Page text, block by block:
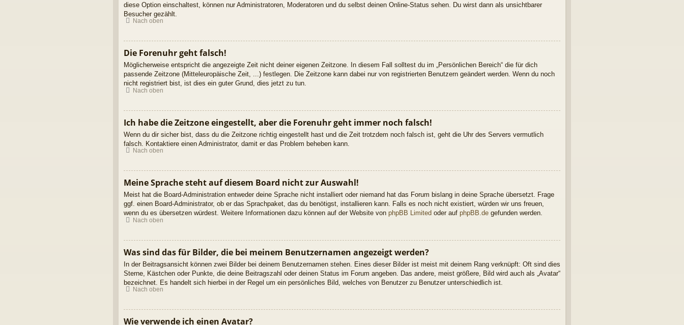
diese Option einschaltest, können nur Administratoren, Moderatoren und du selbst deinen Online-Status sehen. Du wirst dann als unsichtbarer
Besucher gezählt.
Nach oben
Die Forenuhr geht falsch!
Möglicherweise entspricht die angezeigte Zeit nicht deiner eigenen Zeitzone. In diesem Fall solltest du im „Persönlichen Bereich“ die für dich
passende Zeitzone (Mitteleuropäische Zeit, ...) festlegen. Die Zeitzone kann dabei nur von registrierten Benutzern geändert werden. Wenn du noch
nicht registriert bist, ist dies ein guter Grund, dies jetzt zu tun.
Nach oben
Ich habe die Zeitzone eingestellt, aber die Forenuhr geht immer noch falsch!
Wenn du dir sicher bist, dass du die Zeitzone richtig eingestellt hast und die Zeit trotzdem noch falsch ist, geht die Uhr des Servers vermutlich
falsch. Kontaktiere einen Administrator, damit er das Problem beheben kann.
Nach oben
Meine Sprache steht auf diesem Board nicht zur Auswahl!
Meist hat die Board-Administration entweder deine Sprache nicht installiert oder niemand hat das Forum bislang in deine Sprache übersetzt. Frage
ggf. einen Board-Administrator, ob er das Sprachpaket, das du benötigst, installieren kann. Falls es noch nicht existiert, würden wir uns freuen,
wenn du es übersetzen würdest. Weitere Informationen dazu können auf der Website von phpBB Limited oder auf phpBB.de gefunden werden.
Nach oben
Was sind das für Bilder, die bei meinem Benutzernamen angezeigt werden?
In der Beitragsansicht können zwei Bilder bei deinem Benutzernamen stehen. Eines dieser Bilder ist meist mit deinem Rang verknüpft: Oft sind dies
Sterne, Kästchen oder Punkte, die deine Beitragszahl oder deinen Status im Forum angeben. Das andere, meist größere, Bild wird auch als „Avatar“
bezeichnet. Es handelt sich hierbei in der Regel um ein persönliches Bild, welches von Benutzer zu Benutzer unterschiedlich ist.
Nach oben
Wie verwende ich einen Avatar?